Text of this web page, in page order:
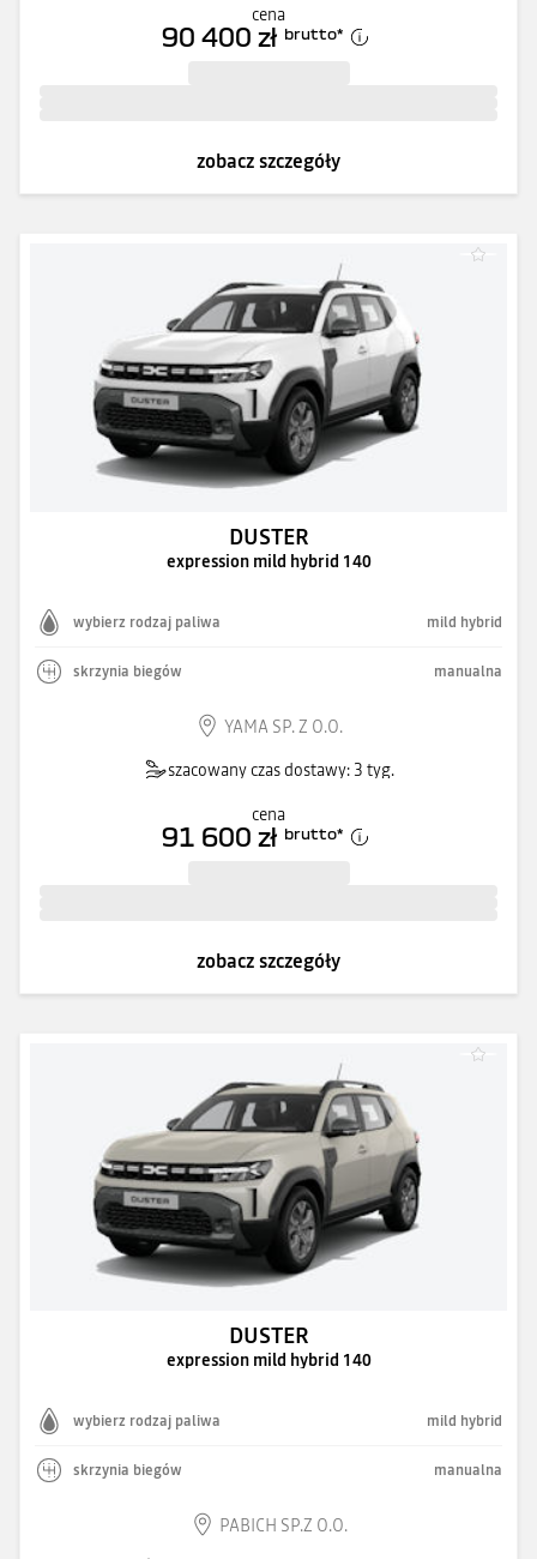
cena
90 400 zł brutto*
zobacz szczegóły
DUSTER
expression mild hybrid 140
wybierz rodzaj paliwa mild hybrid
skrzynia biegów manualna
YAMA SP. Z O.O.
szacowany czas dostawy: 3 tyg.
cena
91 600 zł brutto*
zobacz szczegóły
DUSTER
expression mild hybrid 140
wybierz rodzaj paliwa mild hybrid
skrzynia biegów manualna
PABICH SP.Z O.O.